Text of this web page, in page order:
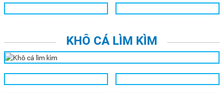
KHÔ CÁ LÌM KÌM